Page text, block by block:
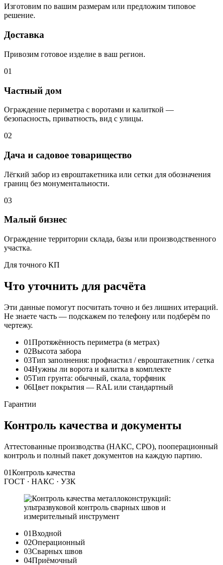
Изготовим по вашим размерам или предложим типовое
решение.
Доставка
Привозим готовое изделие в ваш регион.
01
Частный дом
Ограждение периметра с воротами и калиткой —
безопасность, приватность, вид с улицы.
02
Дача и садовое товарищество
Лёгкий забор из евроштакетника или сетки для обозначения
границ без монументальности.
03
Малый бизнес
Ограждение территории склада, базы или производственного
участка.
Для точного КП
Что уточнить для расчёта
Эти данные помогут посчитать точно и без лишних итераций.
Не знаете часть — подскажем по телефону или подберём по
чертежу.
01Протяжённость периметра (в метрах)
02Высота забора
03Тип заполнения: профнастил / евроштакетник / сетка
04Нужны ли ворота и калитка в комплекте
05Тип грунта: обычный, скала, торфяник
06Цвет покрытия — RAL или стандартный
Гарантии
Контроль качества и документы
Аттестованные производства (НАКС, СРО), пооперационный
контроль и полный пакет документов на каждую партию.
01Контроль качества
ГОСТ · НАКС · УЗК
01Входной
02Операционный
03Сварных швов
04Приёмочный